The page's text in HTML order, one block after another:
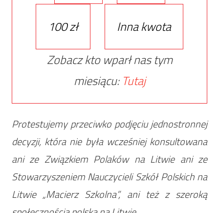
100 zł
Inna kwota
Zobacz kto wparł nas tym
miesiącu: Tutaj
Protestujemy przeciwko podjęciu jednostronnej
decyzji, która nie była wcześniej konsultowana
ani ze Związkiem Polaków na Litwie ani ze
Stowarzyszeniem Nauczycieli Szkół Polskich na
Litwie „Macierz Szkolna”, ani też z szeroką